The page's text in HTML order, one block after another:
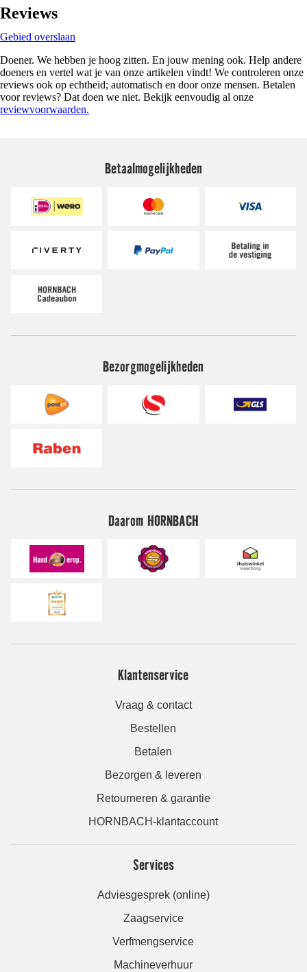
Reviews
Gebied overslaan
Doener. We hebben je hoog zitten. En jouw mening ook. Help andere
doeners en vertel wat je van onze artikelen vindt! We controleren onze
reviews ook op echtheid; automatisch en door onze mensen. Betalen
voor reviews? Dat doen we niet. Bekijk eenvoudig al onze
reviewvoorwaarden.
Betaalmogelijkheden
Bezorgmogelijkheden
Daarom HORNBACH
Klantenservice
Vraag & contact
Bestellen
Betalen
Bezorgen & leveren
Retourneren & garantie
HORNBACH-klantaccount
Services
Adviesgesprek (online)
Zaagservice
Verfmengservice
Machineverhuur